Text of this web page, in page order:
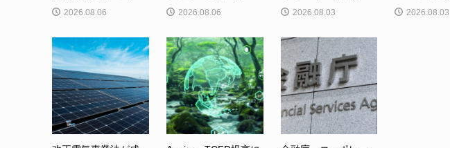
2026.08.06 2026.08.06 2026.08.03 2026.08.03